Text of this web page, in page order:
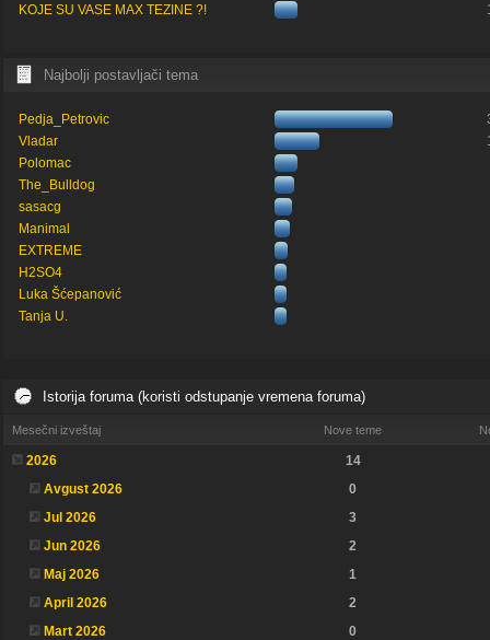
KOJE SU VASE MAX TEZINE ?!
Najbolji postavljači tema
Pedja_Petrovic
Vladar
Polomac
The_Bulldog
sasacg
Manimal
EXTREME
H2SO4
Luka Šćepanović
Tanja U.
Istorija foruma (koristi odstupanje vremena foruma)
Mesečni izveštaj Nove teme
2026
14
Avgust 2026
0
Jul 2026
3
Jun 2026
2
Maj 2026
1
April 2026
2
Mart 2026
0